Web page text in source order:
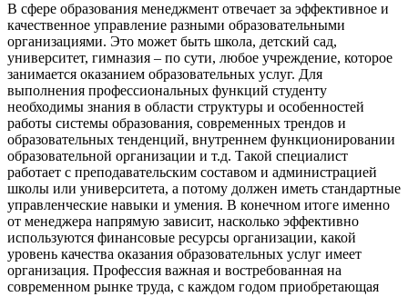
В сфере образования менеджмент отвечает за эффективное и
качественное управление разными образовательными
организациями. Это может быть школа, детский сад,
университет, гимназия – по сути, любое учреждение, которое
занимается оказанием образовательных услуг. Для
выполнения профессиональных функций студенту
необходимы знания в области структуры и особенностей
работы системы образования, современных трендов и
образовательных тенденций, внутреннем функционировании
образовательной организации и т.д. Такой специалист
работает с преподавательским составом и администрацией
школы или университета, а потому должен иметь стандартные
управленческие навыки и умения. В конечном итоге именно
от менеджера напрямую зависит, насколько эффективно
используются финансовые ресурсы организации, какой
уровень качества оказания образовательных услуг имеет
организация. Профессия важная и востребованная на
современном рынке труда, с каждом годом приобретающая